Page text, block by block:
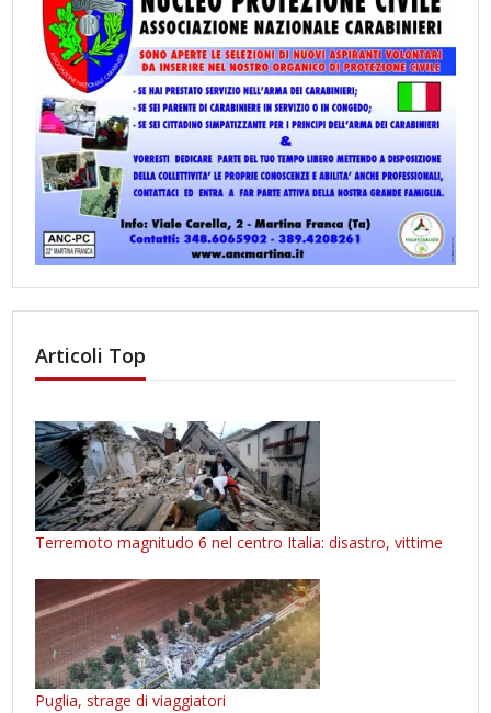
Articoli Top
Terremoto magnitudo 6 nel centro Italia: disastro, vittime
Puglia, strage di viaggiatori